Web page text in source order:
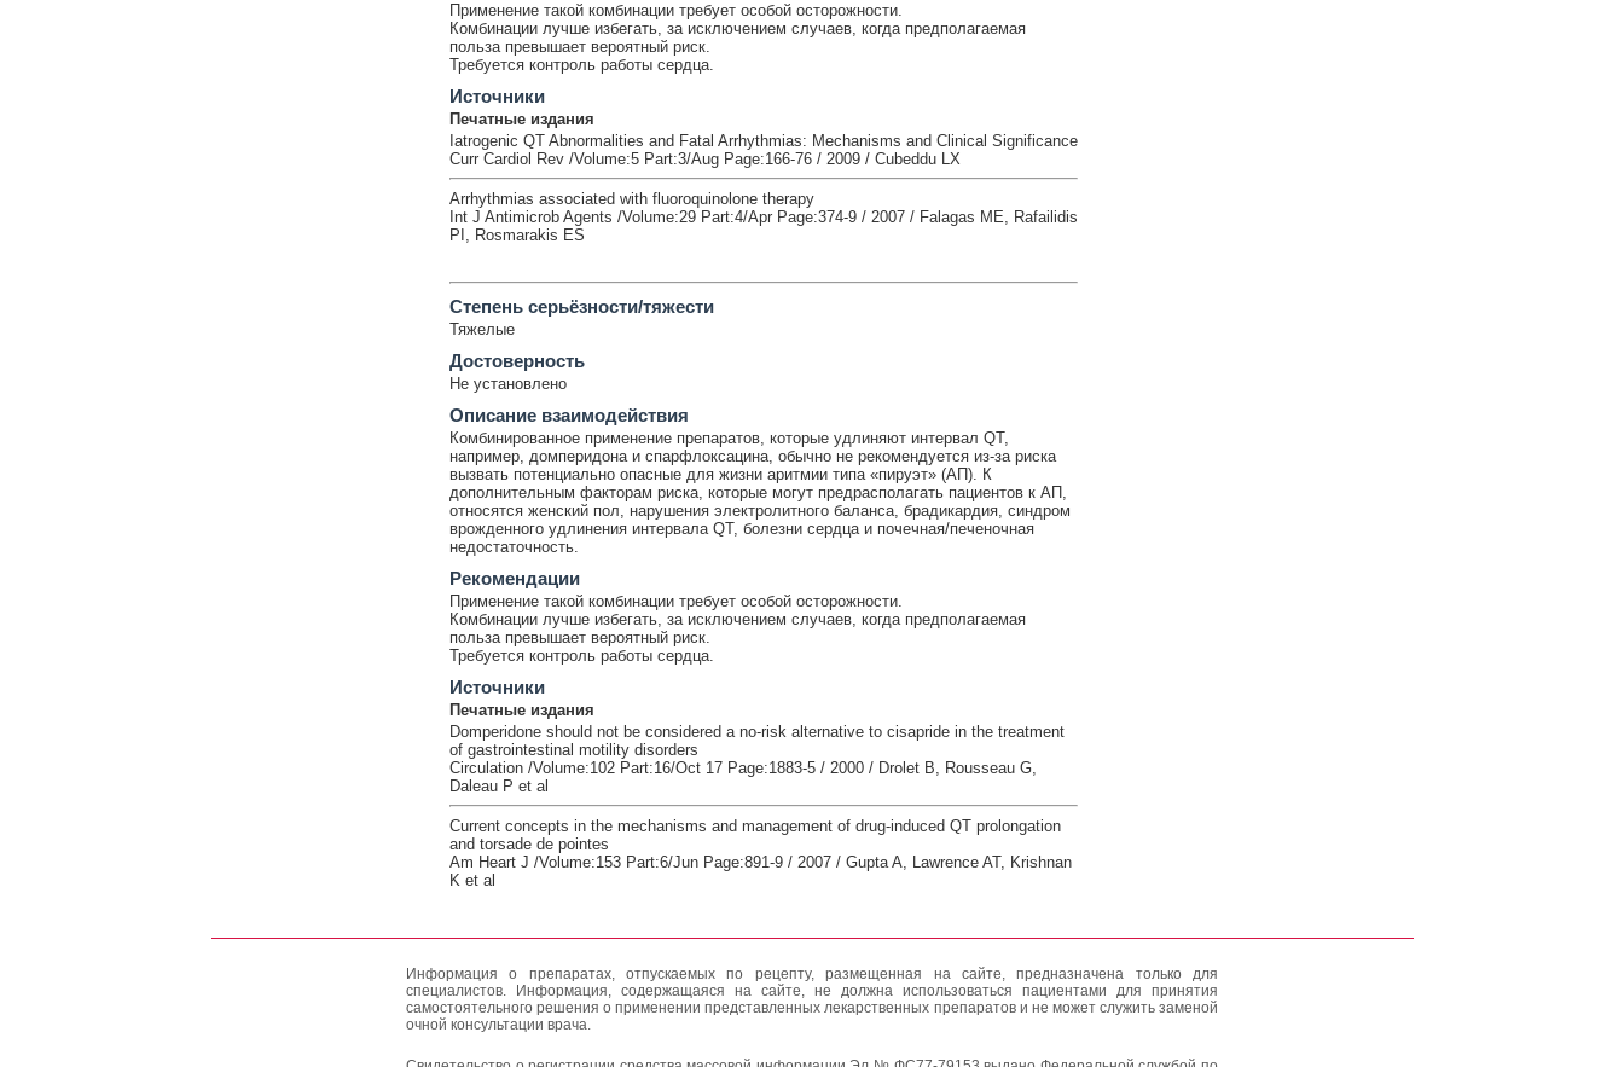
Применение такой комбинации требует особой осторожности.
Комбинации лучше избегать, за исключением случаев, когда предполагаемая
польза превышает вероятный риск.
Требуется контроль работы сердца.
Источники
Печатные издания
Iatrogenic QT Abnormalities and Fatal Arrhythmias: Mechanisms and Clinical Significance
Curr Cardiol Rev /Volume:5 Part:3/Aug Page:166-76 / 2009 / Cubeddu LX
Arrhythmias associated with fluoroquinolone therapy
Int J Antimicrob Agents /Volume:29 Part:4/Apr Page:374-9 / 2007 / Falagas ME, Rafailidis
PI, Rosmarakis ES
Cтепень серьёзности/тяжести
Тяжелые
Достоверность
Не установлено
Описание взаимодействия
Комбинированное применение препаратов, которые удлиняют интервал QT,
например, домперидона и спарфлоксацина, обычно не рекомендуется из-за риска
вызвать потенциально опасные для жизни аритмии типа «пируэт» (АП). К
дополнительным факторам риска, которые могут предрасполагать пациентов к АП,
относятся женский пол, нарушения электролитного баланса, брадикардия, синдром
врожденного удлинения интервала QT, болезни сердца и почечная/печеночная
недостаточность.
Рекомендации
Применение такой комбинации требует особой осторожности.
Комбинации лучше избегать, за исключением случаев, когда предполагаемая
польза превышает вероятный риск.
Требуется контроль работы сердца.
Источники
Печатные издания
Domperidone should not be considered a no-risk alternative to cisapride in the treatment
of gastrointestinal motility disorders
Circulation /Volume:102 Part:16/Oct 17 Page:1883-5 / 2000 / Drolet B, Rousseau G,
Daleau P et al
Current concepts in the mechanisms and management of drug-induced QT prolongation
and torsade de pointes
Am Heart J /Volume:153 Part:6/Jun Page:891-9 / 2007 / Gupta A, Lawrence AT, Krishnan
K et al
Информация о препаратах, отпускаемых по рецепту, размещенная на сайте, предназначена только для
специалистов. Информация, содержащаяся на сайте, не должна использоваться пациентами для принятия
самостоятельного решения о применении представленных лекарственных препаратов и не может служить заменой
очной консультации врача.